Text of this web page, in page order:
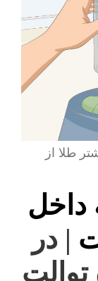
طلا از
داخل
| در
توالت